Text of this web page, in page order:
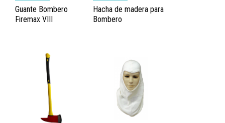
Guante Bombero
Firemax VIII
Hacha de madera para
Bombero